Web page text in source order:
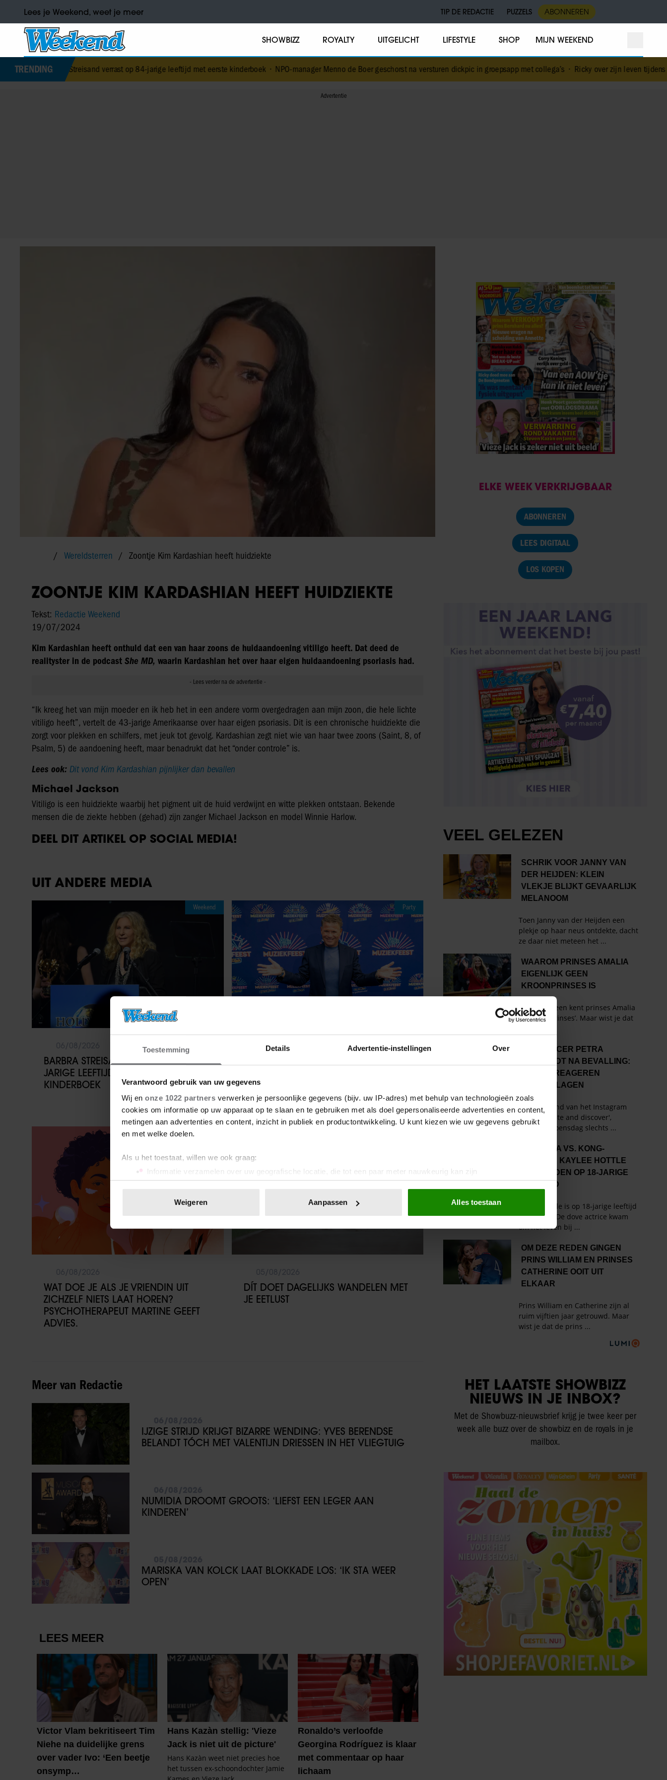
Toestemming Details Advertentie-instellingen Over
Verantwoord gebruik van uw gegevens
Wij en onze 1022 partners verwerken je persoonlijke gegevens (bijv. uw IP-adres) met behulp van technologieën zoals
cookies om informatie op uw apparaat op te slaan en te gebruiken met als doel gepersonaliseerde advertenties en content,
metingen aan advertenties en content, inzicht in publiek en productontwikkeling. U kunt kiezen wie uw gegevens gebruikt
en met welke doelen.
Als u het toestaat, willen we ook graag:
Informatie verzamelen over uw geografische locatie, die tot een paar meter nauwkeurig kan zijn
Uw apparaat identificeren door het actief te scannen op specifieke eigenschappen (fingerprinting)
toestemming op elk moment wijzigen of intrekken in de Cookieverklaring.
We gebruiken cookies om content en advertenties te personaliseren, om functies voor social media te bieden en om ons
websiteverkeer te analyseren. Ook delen we informatie over uw gebruik van onze site met onze partners voor social
media, adverteren en analyse. Deze partners kunnen deze gegevens combineren met andere informatie die u aan ze heeft
verstrekt of die ze hebben verzameld op basis van uw gebruik van hun services. U gaat akkoord met onze cookies als u
Weigeren Aanpassen Alles toestaan
Lees je Weekend, weet je meer TIP DE REDACTIE PUZZELS ABONNEREN
SHOWBIZZ ROYALTY UITGELICHT LIFESTYLE SHOP MIJN WEEKEND
TRENDING
Streisand verrast op 84-jarige leeftijd met eerste kinderboek•NPO-manager Menno de Boer geschorst na versturen dickpic in groepsapp met collega’s•Ricky over zijn leven tijdens en na De
Wereldsterren Zoontje Kim Kardashian heeft huidziekte
ZOONTJE KIM KARDASHIAN HEEFT HUIDZIEKTE
Tekst: Redactie Weekend
19/07/2024
Kim Kardashian heeft onthuld dat een van haar zoons de huidaandoening vitiligo heeft. Dat deed de
realityster in de podcast She MD, waarin Kardashian het over haar eigen huidaandoening psoriasis had.
“Ik kreeg het van mijn moeder en ik heb het in een andere vorm overgedragen aan mijn zoon, die hele lichte
vitiligo heeft”, vertelt de 43-jarige Amerikaanse over haar eigen psoriasis. Dit is een chronische huidziekte die
zorgt voor plekken en schilfers, met jeuk tot gevolg. Kardashian zegt niet wie van haar twee zoons (Saint, 8, of
Psalm, 5) de aandoening heeft, maar benadrukt dat het “onder controle” is.
Lees ook: Dit vond Kim Kardashian pijnlijker dan bevallen
Michael Jackson
Vitiligo is een huidziekte waarbij het pigment uit de huid verdwijnt en witte plekken ontstaan. Bekende
mensen die de ziekte hebben (gehad) zijn zanger Michael Jackson en model Winnie Harlow.
DEEL DIT ARTIKEL OP SOCIAL MEDIA!
UIT ANDERE MEDIA
Weekend
BARBRA STREISAND VERRAST OP 84-
JARIGE LEEFTIJD MET EERSTE
KINDERBOEK
Party
06/08/2026
AFVALLEN
WAT DOE JE ALS JE VRIENDIN UIT
ZICHZELF NIETS LAAT HOREN?
PSYCHOTHERAPEUT MARTINE GEEFT
ADVIES.
DÍT DOET DAGELIJKS WANDELEN MET
JE EETLUST
Meer van Redactie
IJZIGE STRIJD KRIJGT BIZARRE WENDING: YVES BERENDSE
BELANDT TÓCH MET VALENTIJN DRIESSEN IN HET VLIEGTUIG
NUMIDIA DROOMT GROOTS: ‘LIEFST EEN LEGER AAN
KINDEREN’
MARISKA VAN KOLCK LAAT BLOKKADE LOS: ‘IK STA WEER
OPEN’
ELKE WEEK VERKRIJGBAAR
ABONNEREN
LEES DIGITAAL
LOS KOPEN
HET LAATSTE SHOWBIZZ
NIEUWS IN JE INBOX?
Met de Showbuzz-nieuwsbrief krijg je twee keer per
week alle buzz over de showbizz en de royals in je
mailbox.